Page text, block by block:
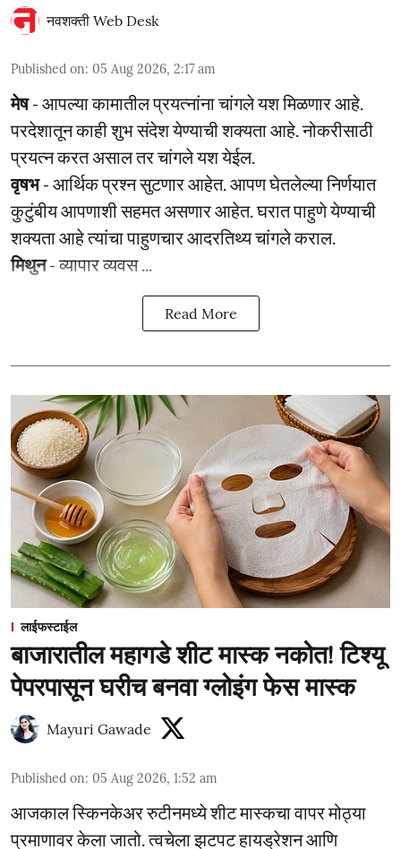
नवशक्ती Web Desk
Published on: 05 Aug 2026, 2:17 am
मेष- आपल्या कामातील प्रयत्नांना चांगले यश मिळणार आहे.
परदेशातून काही शुभ संदेश येण्याची शक्यता आहे. नोकरीसाठी
प्रयत्न करत असाल तर चांगले यश येईल.
वृषभ- आर्थिक प्रश्‍न सुटणार आहेत. आपण घेतलेल्या निर्णयात
कुटुंबीय आपणाशी सहमत असणार आहेत. घरात पाहुणे येण्याची
शक्यता आहे त्यांचा पाहुणचार आदरतिथ्य चांगले कराल.
मिथुन- व्यापार व्यवस ...
Read More
लाईफस्टाईल
बाजारातील महागडे शीट मास्क नकोत! टिश्यू
पेपरपासून घरीच बनवा ग्लोइंग फेस मास्क
Mayuri Gawade
Published on: 05 Aug 2026, 1:52 am
आजकाल स्किनकेअर रुटीनमध्ये शीट मास्कचा वापर मोठ्या
प्रमाणावर केला जातो. त्वचेला झटपट हायड्रेशन आणि